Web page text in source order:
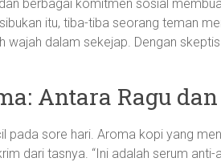
berbagai komitmen sosial
itu, tiba-tiba seorang teman
wajah dalam sekejap. Dengan
Antara Ragu
pada sore hari. Aroma kopi yang
dari tasnya. “Ini adalah serum anti-